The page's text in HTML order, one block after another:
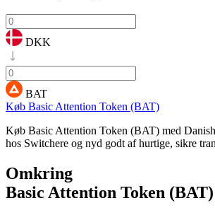
DKK
BAT
Køb Basic Attention Token (BAT)
Køb Basic Attention Token (BAT) med
hos Switchere og nyd godt af hurtige, sikre
Omkring
Basic Attention Token (BAT)